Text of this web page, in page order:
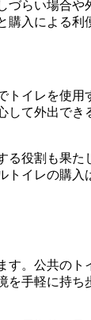
らい場合
入による利
イレを使
て外出で
役割も果
イレの購
。公共の
手軽に持